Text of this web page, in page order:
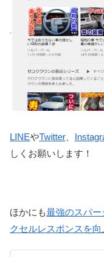
LINEやTwitter、
しくお願いします！
ほかにも最強のスパ
クセルレスポンスを向